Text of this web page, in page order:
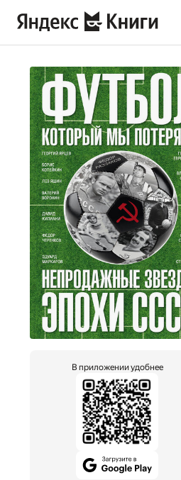
В приложении удобнее